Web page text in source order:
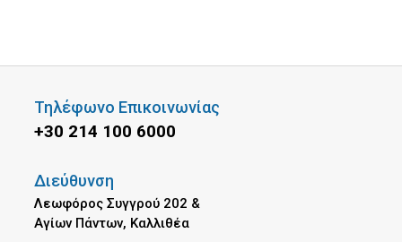
Τηλέφωνο Επικοινωνίας
+30 214 100 6000
Διεύθυνση
Λεωφόρος Συγγρού 202 &
Αγίων Πάντων, Καλλιθέα